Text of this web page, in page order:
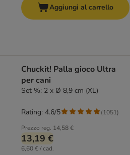
Aggiungi al carrello
Chuckit! Palla gioco Ultra
per cani
Set %: 2 x Ø 8,9 cm (XL)
Prezzo reg. 14,58 €
13,19 €
6,60 € / cad.
Rating: 4.6/5 (1051)